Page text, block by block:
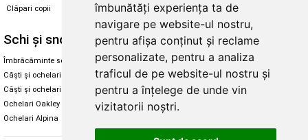
îmbunătăți experiența ta de
navigare pe website-ul nostru,
pentru afișa conținut și reclame
personalizate, pentru a analiza
traficul de pe website-ul nostru și
pentru a înțelege de unde vin
vizitatorii noștri.
Clăpari copii
Enuff Skateboards
Schi și snowboard
Îmbrăcăminte schi și snowboard
Căști și ochelari de iarnă
Căști și ochelari Alpina
Ochelari Oakley
Ochelari Alpina
Diverse
Cum aleg rolele
Cum aleg ochelarii
Ochelari de soare Oakley
Ochelari de soare Alpina